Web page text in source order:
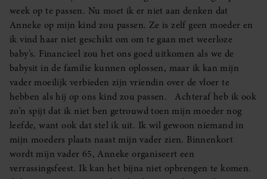
week op te passen. Nu moet ik er niet aan denken dat
Anneke op mijn kind zou passen. Ze is zelf geen moeder en
ik vind haar niet geschikt om om te gaan met weerloze
baby’s. Financieel zou het ons goed uitkomen als we de
babysit in de familie kunnen oplossen, maar ik kan mijn
vader moeilijk verbieden zijn vriendin over de vloer te
hebben als hij op ons kind zou passen. Achteraf heb ik ook
zo’n spijt dat ik niet ben getrouwd toen mijn moeder nog
leefde, want ook dat stel ik uit. Ik wil gewoon niemand in
mijn moeders plaats naast mijn vader zien. Binnenkort
wordt mijn vader 65, Anneke organiseert een
verrassingsfeest. Ik kan het bijna niet opbrengen te komen.